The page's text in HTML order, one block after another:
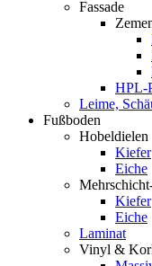
Fassade
HPL-
Leime,
Fußboden
Hobeldielen
Kiefer
Eiche
Kiefer
Eiche
Laminat
Vinyl &